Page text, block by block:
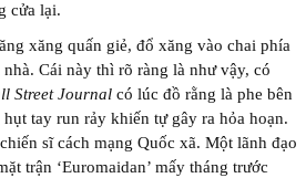
cửa lại.
xăng quấn giẻ, đổ xăng vào chai phía
Cái này thì rõ ràng là như vậy, có
Street Journal có lúc đồ rằng là phe bên
tay run rảy khiến tự gây ra hỏa hoạn.
sĩ cách mạng Quốc xã. Một lãnh đạo
trận ‘Euromaidan’ mấy tháng trước